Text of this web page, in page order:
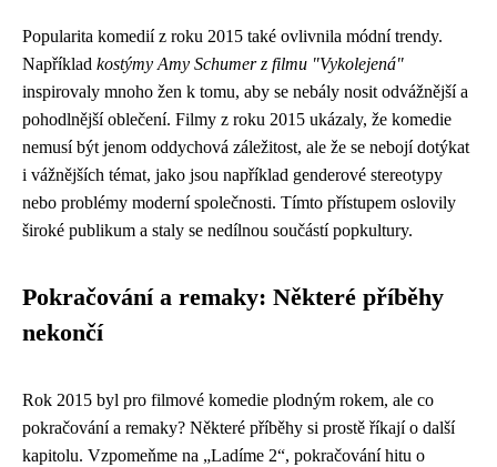
Popularita komedií z roku 2015 také ovlivnila módní trendy.
Například kostýmy Amy Schumer z filmu "Vykolejená"
inspirovaly mnoho žen k tomu, aby se nebály nosit odvážnější a
pohodlnější oblečení. Filmy z roku 2015 ukázaly, že komedie
nemusí být jenom oddychová záležitost, ale že se nebojí dotýkat
i vážnějších témat, jako jsou například genderové stereotypy
nebo problémy moderní společnosti. Tímto přístupem oslovily
široké publikum a staly se nedílnou součástí popkultury.
Pokračování a remaky: Některé příběhy
nekončí
Rok 2015 byl pro filmové komedie plodným rokem, ale co
pokračování a remaky? Některé příběhy si prostě říkají o další
kapitolu. Vzpomeňme na „Ladíme 2“, pokračování hitu o